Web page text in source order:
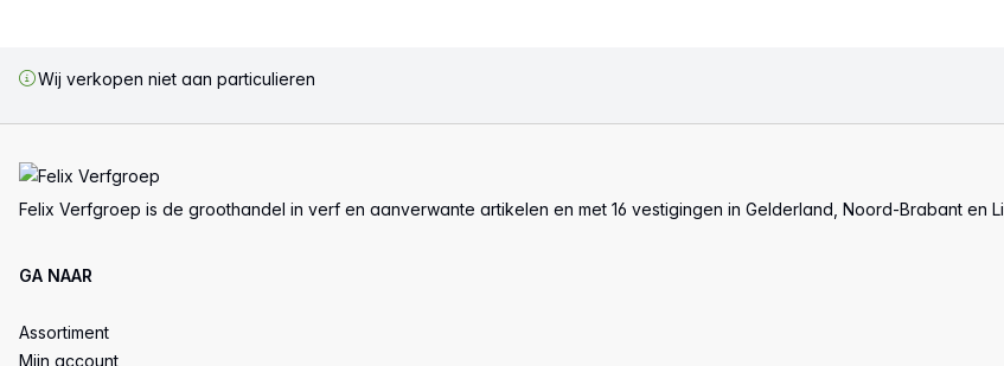
Wij verkopen niet aan particulieren
Felix Verfgroep is de groothandel in verf en aanverwante artikelen en met 16 vestigingen in Gelderland, Noord-Brabant en
GA NAAR
Assortiment
Mijn account